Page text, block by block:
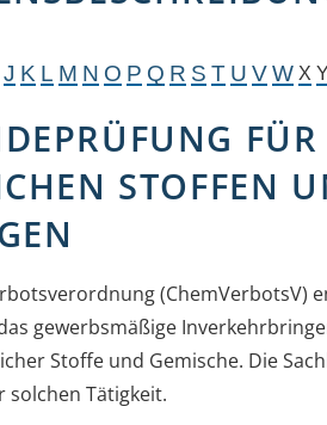
J K L M N O P Q R S T U V W X Y
STOFFEN
(ChemVerbotsV)
gewerbsmäßige
Stoffe und Gemische. Die
Tätigkeit.